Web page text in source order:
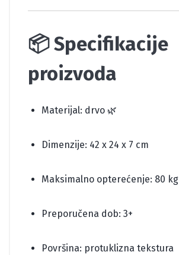
📦 Specifikacije
proizvoda
Materijal: drvo 🌿
Dimenzije: 42 x 24 x 7 cm
Maksimalno opterećenje: 80 kg
Preporučena dob: 3+
Površina: protuklizna tekstura